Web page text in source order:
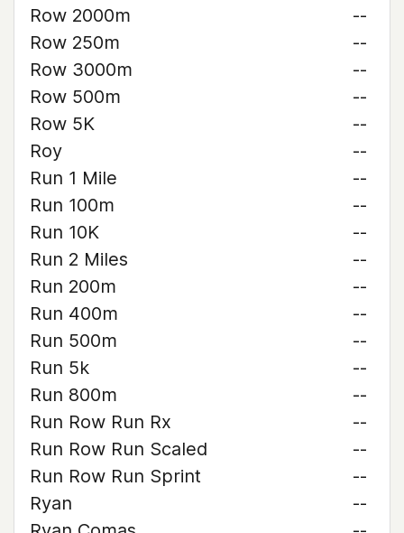
Row 2000m
--
Row 250m
--
Row 3000m
--
Row 500m
--
Row 5K
--
Roy
--
Run 1 Mile
--
Run 100m
--
Run 10K
--
Run 2 Miles
--
Run 200m
--
Run 400m
--
Run 500m
--
Run 5k
--
Run 800m
--
Run Row Run Rx
--
Run Row Run Scaled
--
Run Row Run Sprint
--
Ryan
--